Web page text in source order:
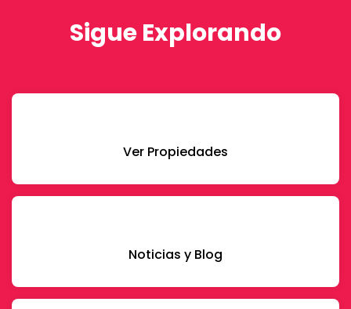
Sigue Explorando
Ver Propiedades
Noticias y Blog